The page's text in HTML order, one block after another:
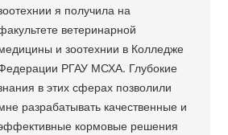
я получила на
ветеринарной
и зоотехнии в Колледже
РГАУ МСХА. Глубокие
в этих сферах позволили
разрабатывать качественные и
кормовые решения